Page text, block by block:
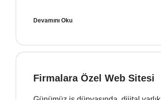
Devamını Oku
Firmalara Özel Web Sitesi